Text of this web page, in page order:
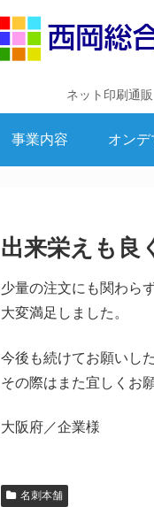
ネット印刷通
事業内容 オンデ
出来栄えも良
少量の注文にも関わら
大変満足しました。
今後も続けてお願いし
その際はまた宜しくお
大阪府／企業様
名刺本舗